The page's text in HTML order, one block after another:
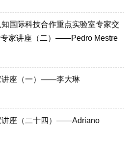
国际科技合作重点实验室专家交
家讲座（二）——Pedro Mestre
讲座（一）——李大琳
讲座（二十四）——Adriano